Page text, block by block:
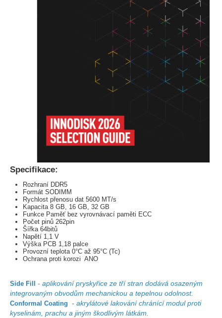
Specifikace:
Rozhraní DDR5
Formát SODIMM
Rychlost přenosu dat 5600 MT/s
Kapacita 8 GB, 16 GB, 32 GB
Funkce Paměť bez vyrovnávací paměti ECC
Počet pinů 262pin
Šířka 64bitů
Napětí 1,1 V
Výška PCB 1,18 palce
Provozní teplota 0°C až 95°C (Tc)
Ochrana proti korozi ANO
Side Fill
- aplikování pryskyřice ze tří stran dodává osazeným
integrovaným obvodům mechanickou a tepelnou odolnost.
Conformal Coating - akrylátové lakování chránící modul proti
kyselinám, prachu a jiným škodlivým látkám.